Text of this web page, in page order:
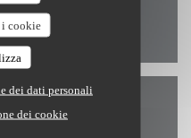
cookie
dei dati personali
dei cookie